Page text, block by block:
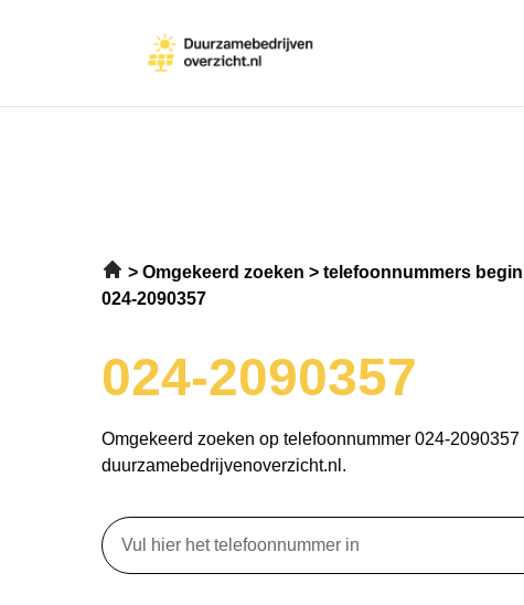
Omgekeerd zoeken
telefoonnummers
024-2090357
024-2090357
Omgekeerd zoeken op telefoonnummer 024-2090357
duurzamebedrijvenoverzicht.nl.